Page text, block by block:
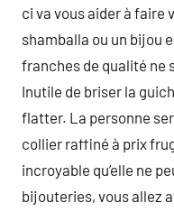
ci va vous aider à
shamballa ou un bijou
franches de qualité ne
Inutile de briser la
flatter. La personne
collier raffiné à prix
incroyable qu’elle ne
bijouteries, vous allez